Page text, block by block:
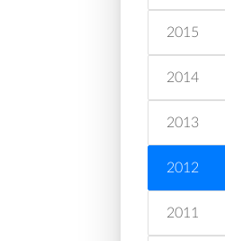
2015
2014
2013
2012
2011